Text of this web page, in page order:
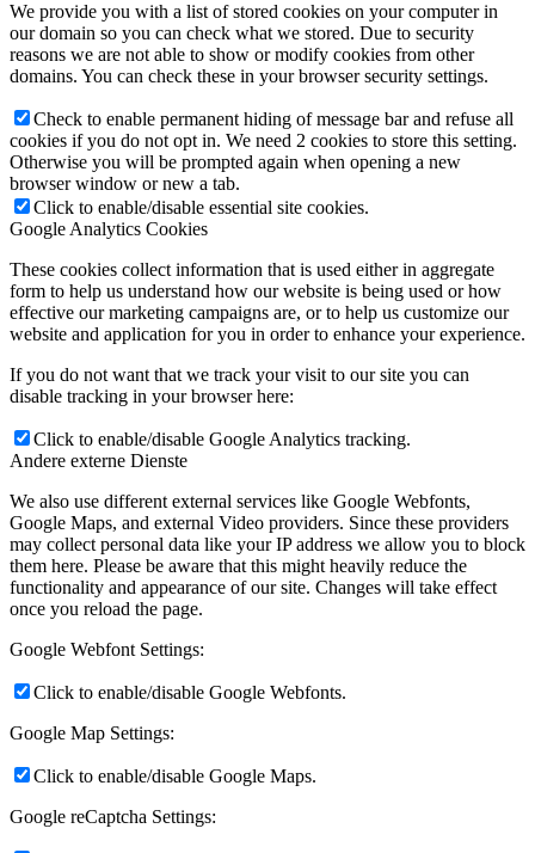
We provide you with a list of stored cookies on your computer in
our domain so you can check what we stored. Due to security
reasons we are not able to show or modify cookies from other
domains. You can check these in your browser security settings.
Check to enable permanent hiding of message bar and refuse all
cookies if you do not opt in. We need 2 cookies to store this setting.
Otherwise you will be prompted again when opening a new
browser window or new a tab.
Click to enable/disable essential site cookies.
Google Analytics Cookies
These cookies collect information that is used either in aggregate
form to help us understand how our website is being used or how
effective our marketing campaigns are, or to help us customize our
website and application for you in order to enhance your experience.
If you do not want that we track your visit to our site you can
disable tracking in your browser here:
Click to enable/disable Google Analytics tracking.
Andere externe Dienste
We also use different external services like Google Webfonts,
Google Maps, and external Video providers. Since these providers
may collect personal data like your IP address we allow you to block
them here. Please be aware that this might heavily reduce the
functionality and appearance of our site. Changes will take effect
once you reload the page.
Google Webfont Settings:
Click to enable/disable Google Webfonts.
Google Map Settings:
Click to enable/disable Google Maps.
Google reCaptcha Settings: